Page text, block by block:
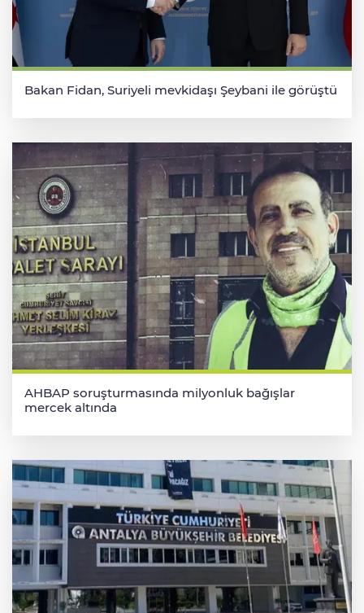
Bakan Fidan, Suriyeli mevkidaşı Şeybani ile görüştü
AHBAP soruşturmasında milyonluk bağışlar
mercek altında